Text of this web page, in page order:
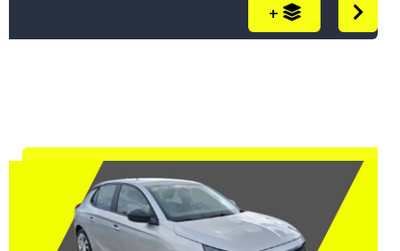
DIESEL (86)
ELEKTRIČNI (6)
+